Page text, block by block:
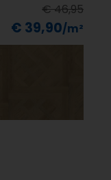
€ 46,95
€ 39,90